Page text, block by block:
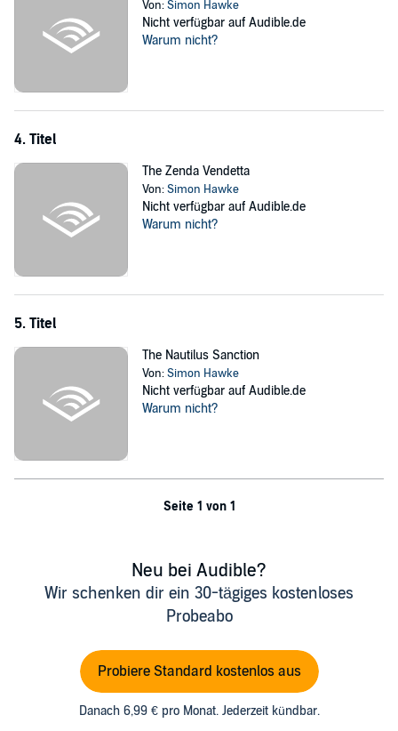
Von:Simon Hawke
Nicht verfügbar auf Audible.de
Warum nicht?
4. Titel
The Zenda Vendetta
Von:Simon Hawke
Nicht verfügbar auf Audible.de
Warum nicht?
5. Titel
The Nautilus Sanction
Von:Simon Hawke
Nicht verfügbar auf Audible.de
Warum nicht?
Seite 1 von 1
Neu bei Audible?
Wir schenken dir ein 30-tägiges kostenloses
Probeabo
Probiere Standard kostenlos aus
Danach 6,99 € pro Monat. Jederzeit kündbar.